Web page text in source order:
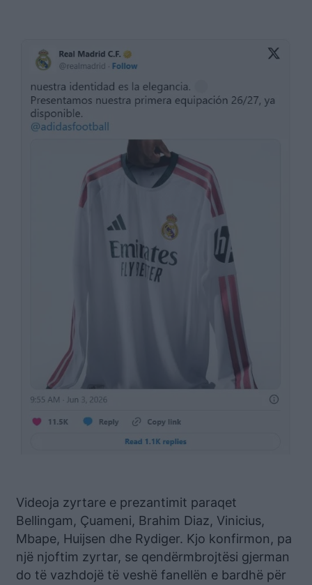
Videoja zyrtare e prezantimit paraqet
Bellingam, Çuameni, Brahim Diaz, Vinicius,
Mbape, Huijsen dhe Rydiger. Kjo konfirmon, pa
një njoftim zyrtar, se qendërmbrojtësi gjerman
do të vazhdojë të veshë fanellën e bardhë për